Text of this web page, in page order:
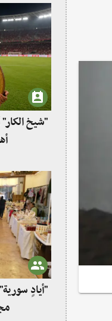
"شيخ
"أيادٍ